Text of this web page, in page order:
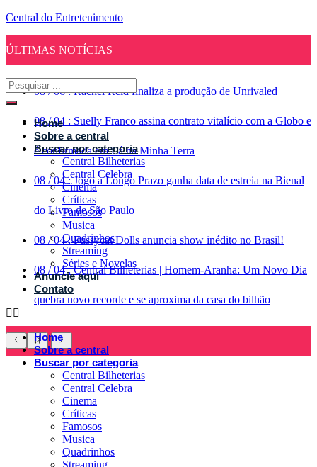
Central do Entretenimento
ÚLTIMAS NOTÍCIAS
08 / 06 : Rachel Reid finaliza a produção de Unrivaled
08 / 04 : Suelly Franco assina contrato vitalício com a Globo e
é confirmada em Lá na Minha Terra
08 / 04 : Jogo a Longo Prazo ganha data de estreia na Bienal
do Livro de São Paulo
08 / 04 : Pussycat Dolls anuncia show inédito no Brasil!
08 / 04 : Central Bilheterias | Homem-Aranha: Um Novo Dia
quebra novo recorde e se aproxima da casa do bilhão
Home
Sobre a central
Buscar por categoria
Central Bilheterias
Central Celebra
Cinema
Críticas
Famosos
Musica
Quadrinhos
Streaming
Séries e Novelas
Anuncie aqui
Contato
Home
Sobre a central
Buscar por categoria
Central Bilheterias
Central Celebra
Cinema
Críticas
Famosos
Musica
Quadrinhos
Streaming